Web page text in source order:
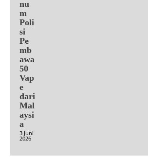
nu
m
Poli
si
Pe
mb
awa
50
Vap
e
dari
Mal
aysi
a
3 Juni
2026